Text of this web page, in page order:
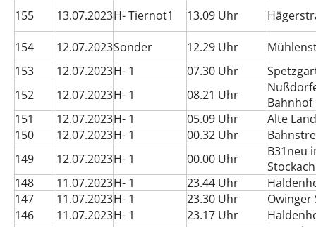
155
13.07.2023H- Tiernot1 13.09 Uhr
154 12.07.2023Sonder 12.29 Uhr
153
12.07.2023H- 1 07.30 Uhr
152
12.07.2023H- 1 08.21 Uhr
Bahnhof
151
12.07.2023H- 1 05.09 Uhr
Alte
150
12.07.2023H- 1 00.32 Uhr
149
12.07.2023H- 1 00.00 Uhr
B31neu
Stockach
148
11.07.2023H- 1 23.44 Uhr
147
11.07.2023H- 1 23.30 Uhr
Owinger
146
11.07.2023H- 1 23.17 Uhr